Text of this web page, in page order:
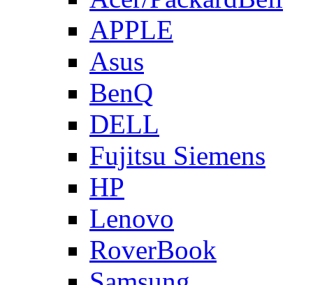
APPLE
Asus
BenQ
DELL
Fujitsu Siemens
HP
Lenovo
RoverBook